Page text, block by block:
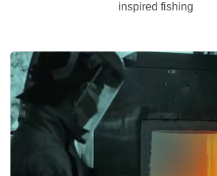
inspired fishing